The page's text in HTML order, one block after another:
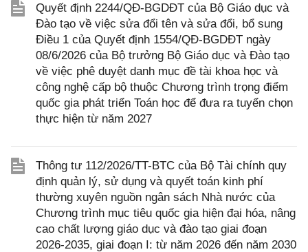
Quyết định 2244/QĐ-BGDĐT của Bộ Giáo dục và
Đào tạo về việc sửa đổi tên và sửa đổi, bổ sung
Điều 1 của Quyết định 1554/QĐ-BGDĐT ngày
08/6/2026 của Bộ trưởng Bộ Giáo dục và Đào tạo
về việc phê duyệt danh mục đề tài khoa học và
công nghệ cấp bộ thuộc Chương trình trọng điểm
quốc gia phát triển Toán học để đưa ra tuyển chọn
thực hiện từ năm 2027
Thông tư 112/2026/TT-BTC của Bộ Tài chính quy
định quản lý, sử dụng và quyết toán kinh phí
thường xuyên nguồn ngân sách Nhà nước của
Chương trình mục tiêu quốc gia hiện đại hóa, nâng
cao chất lượng giáo dục và đào tạo giai đoạn
2026-2035, giai đoạn I: từ năm 2026 đến năm 2030